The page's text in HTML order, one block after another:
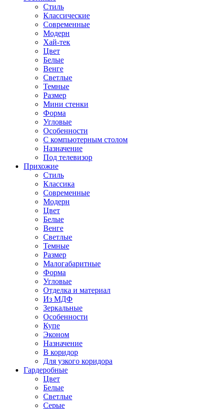
Стиль
Классические
Современные
Модерн
Хай-тек
Цвет
Белые
Венге
Светлые
Темные
Размер
Мини стенки
Форма
Угловые
Особенности
С компьютерным столом
Назначение
Под телевизор
Прихожие
Стиль
Классика
Современные
Модерн
Цвет
Белые
Венге
Светлые
Темные
Размер
Малогабаритные
Форма
Угловые
Отделка и материал
Из МДФ
Зеркальные
Особенности
Купе
Эконом
Назначение
В коридор
Для узкого коридора
Гардеробные
Цвет
Белые
Светлые
Серые